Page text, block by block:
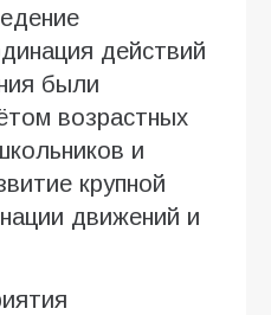
действий
были
возрастных
и
крупной
движений и